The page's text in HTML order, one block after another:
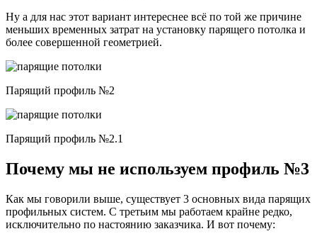
Ну а для нас этот вариант интереснее всё по той же причине
меньших временных затрат на установку парящего потолка и
более совершенной геометрией.
Парящий профиль №2
Парящий профиль №2.1
Почему мы не используем профиль №3
Как мы говорили выше, существует 3 основных вида парящих
профильных систем. С третьим мы работаем крайне редко,
исключительно по настоянию заказчика. И вот почему: